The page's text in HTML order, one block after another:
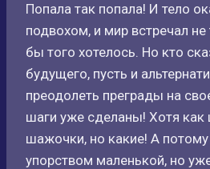
Попала так попала! И тело
подвохом, и мир встречал
бы того хотелось. Но кто
будущего, пусть и
преодолеть преграды на
шаги уже сделаны! Хотя как
шажочки, но какие! А
упорством маленькой, но